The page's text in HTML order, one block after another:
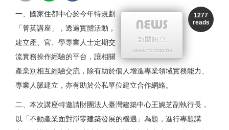
1277
reads
一、 國家住都中心於今年特規劃
「菁英講座」，透過實體活動，
建立產、官、學專業人士定期交
流實務操作經驗的平台，讓相關
產業別相互經驗交流，除有助於個人增進專業領域實務能力、
專業人脈建立，亦有助於公私單位建立合作網絡。
二、本次講座特邀請財團法人臺灣建築中心王婉芝副執行長，
以「不動產業面對淨零建築發展的機遇」為題，進行專題講